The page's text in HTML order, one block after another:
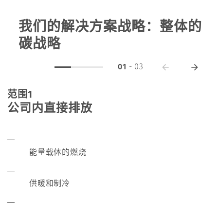
我们的解决方案战略：整体的
碳战略
范围1
公司内直接排放
能量载体的燃烧
供暖和制冷
01 - 03